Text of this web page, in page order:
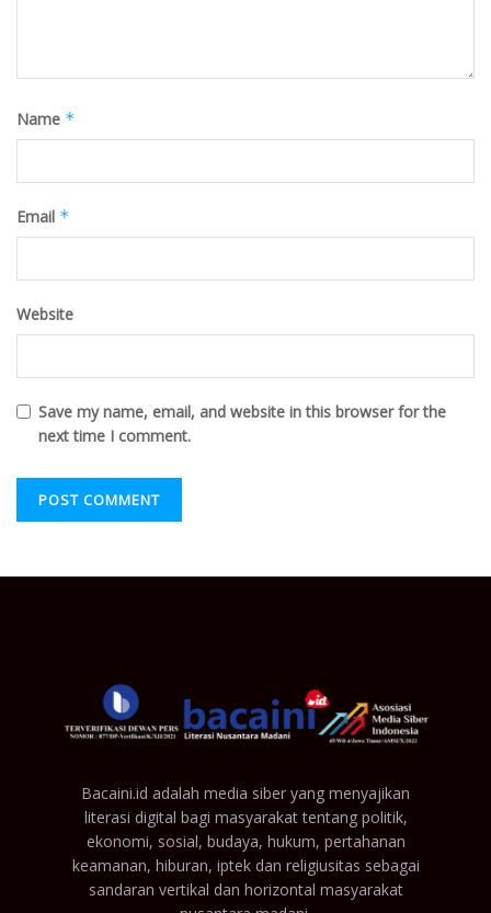
Name *
Email *
Website
Save my name, email, and website in this browser for the
next time I comment.
Bacaini.id adalah media siber yang menyajikan
literasi digital bagi masyarakat tentang politik,
ekonomi, sosial, budaya, hukum, pertahanan
keamanan, hiburan, iptek dan religiusitas sebagai
sandaran vertikal dan horizontal masyarakat